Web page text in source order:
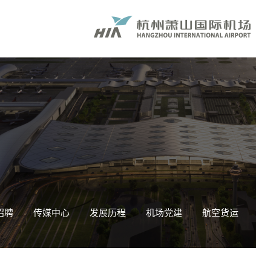
聘 传媒中心 发展历程 机场党建 航空货运